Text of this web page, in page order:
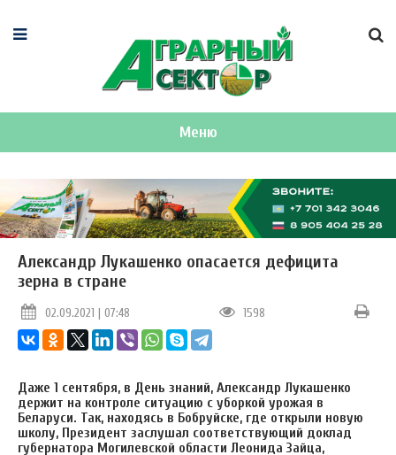
Меню
Александр Лукашенко опасается дефицита
зерна в стране
02.09.2021 | 07:48 1598
Даже 1 сентября, в День знаний, Александр Лукашенко
держит на контроле ситуацию с уборкой урожая в
Беларуси. Так, находясь в Бобруйске, где открыли новую
школу, Президент заслушал соответствующий доклад
губернатора Могилевской области Леонида Зайца,